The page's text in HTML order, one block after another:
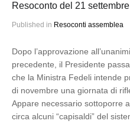
Resoconto del 21
Published in Resoconti assemblea
Dopo l’approvazione
precedente, il Presidente
che la Ministra Fedeli intende
di novembre una giornata di
Appare necessario sottoporre
circa alcuni “capisaldi” del